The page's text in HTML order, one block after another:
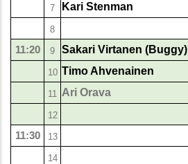
7 Kari Stenman
8
11:20 9 Sakari Virtanen (Buggy)
10 Timo Ahvenainen
11 Ari Orava
12
11:30 13
14